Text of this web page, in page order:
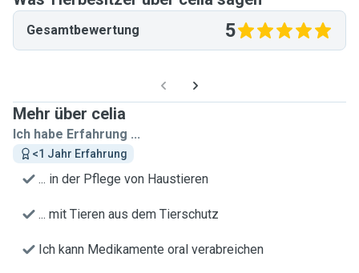
Gesamtbewertung 5
Mehr über celia
Ich habe Erfahrung ...
<1 Jahr Erfahrung
... in der Pflege von Haustieren
... mit Tieren aus dem Tierschutz
Ich kann Medikamente oral verabreichen